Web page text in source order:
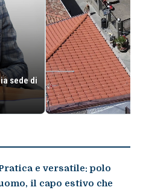
sede di
e versatile: polo
il capo estivo che